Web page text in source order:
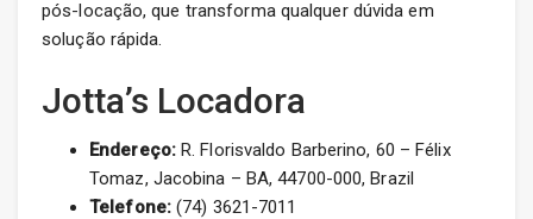
pós-locação, que transforma qualquer dúvida em
solução rápida.
Jotta’s Locadora
Endereço:R. Florisvaldo Barberino, 60 – Félix
Tomaz, Jacobina – BA, 44700-000, Brazil
Telefone:(74) 3621-7011